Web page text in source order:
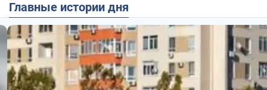
Главные истории дня